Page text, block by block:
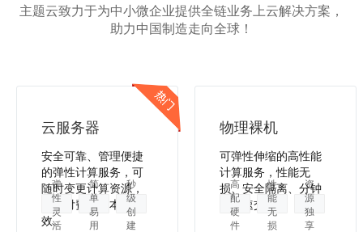
主题云致力于为中小微企业提供全链业务上云解决方案，
助力中国制造走向全球！
云服务器
安全可靠、管理便捷
的弹性计算服务，可
随时变更计算资源，
按需付费，降本增
效。
弹
性
灵
活
简
单
易
用
秒
级
创
建
物理裸机
可弹性伸缩的高性能
计算服务，性能无
损、安全隔离、分钟
级极速交付。
高
配
硬
件
性
能
无
损
资
源
独
享